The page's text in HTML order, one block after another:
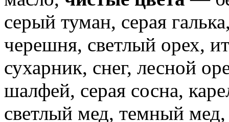
серый туман, серая
черешня, светлый орех,
сухарник, снег, лесной
шалфей, серая сосна,
светлый мед, темный